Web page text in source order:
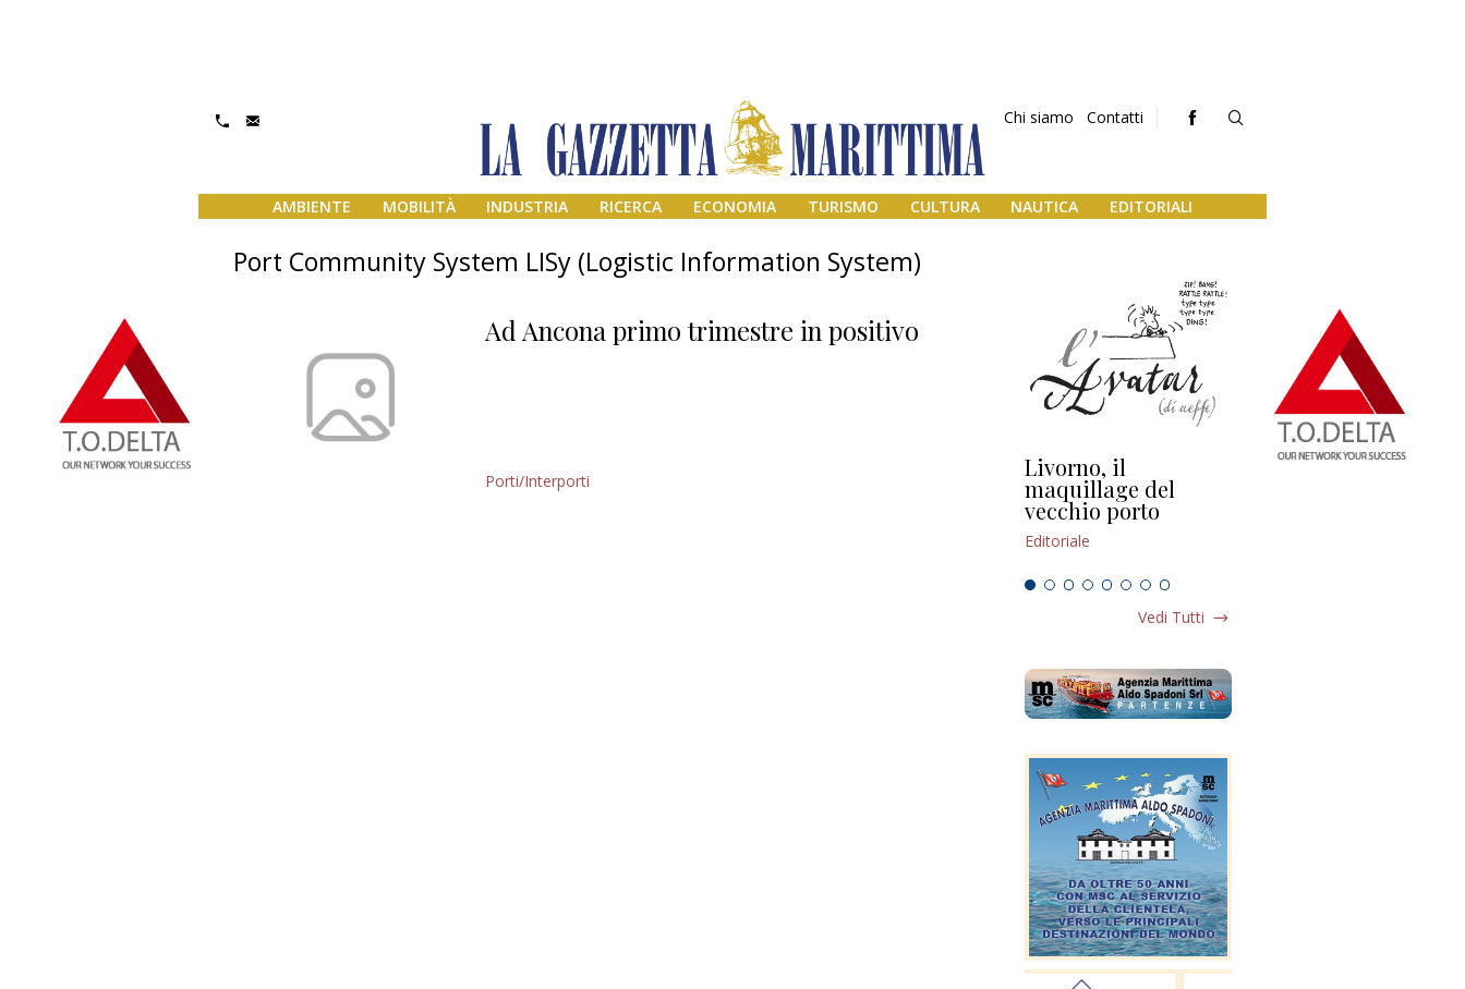
Chi siamo Contatti
AMBIENTE MOBILITÀ INDUSTRIA RICERCA ECONOMIA TURISMO CULTURA NAUTICA EDITORIALI
Port Community System LISy (Logistic Information System)
Ad Ancona primo trimestre in positivo
Porti/Interporti Livorno, il
maquillage del
vecchio porto
Editoriale
L’uscita di scena di
Vedi Tutti